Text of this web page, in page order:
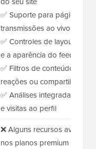
✅ Suporte para páginas,
transmissões ao vivo do
✅ Controles de layout e
e a aparência do feed
✅ Filtros de conteúdo para
reações ou
✅ Análises integradas para
e visitas ao perfil
❌ Alguns recursos
nos planos premium